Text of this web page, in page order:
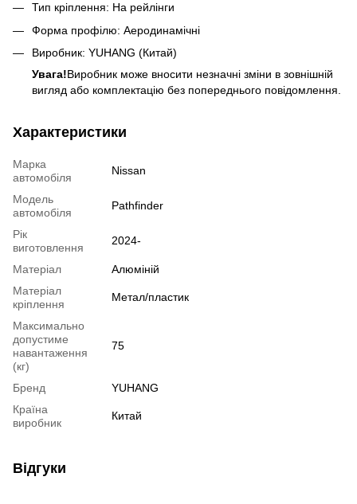
Тип кріплення: На рейлінги
Форма профілю: Аеродинамічні
Виробник: YUHANG (Китай)
Увага!Виробник може вносити незначні зміни в зовнішній
вигляд або комплектацію без попереднього повідомлення.
Характеристики
Марка
автомобіля
Nissan
Модель
автомобіля
Pathfinder
Рік
виготовлення
2024-
Матеріал
Алюміній
Матеріал
кріплення
Метал/пластик
Максимально
допустиме
навантаження
(кг)
75
Бренд
YUHANG
Країна
виробник
Китай
Відгуки